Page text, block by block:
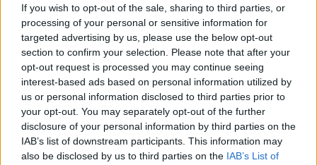
If you wish to opt-out of the sale, sharing to third parties, or
processing of your personal or sensitive information for
targeted advertising by us, please use the below opt-out
section to confirm your selection. Please note that after your
opt-out request is processed you may continue seeing
interest-based ads based on personal information utilized by
us or personal information disclosed to third parties prior to
your opt-out. You may separately opt-out of the further
disclosure of your personal information by third parties on the
IAB’s list of downstream participants. This information may
also be disclosed by us to third parties on the IAB’s List of
Jos twiitti ei näy laitteellasi voit katsoa sen suoraan Twitteristä